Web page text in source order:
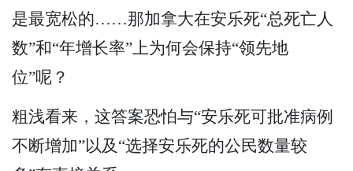
是最宽松的……那加拿大在安乐死“总死亡人
数”和“年增长率”上为何会保持“领先地
位”呢？
粗浅看来，这答案恐怕与“安乐死可批准病例
不断增加”以及“选择安乐死的公民数量较